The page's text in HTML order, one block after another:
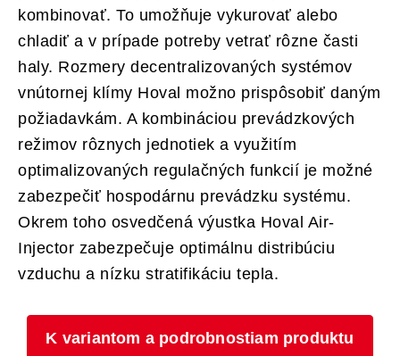
kombinovať. To umožňuje vykurovať alebo
chladiť a v prípade potreby vetrať rôzne časti
haly. Rozmery decentralizovaných systémov
vnútornej klímy Hoval možno prispôsobiť daným
požiadavkám. A kombináciou prevádzkových
režimov rôznych jednotiek a využitím
optimalizovaných regulačných funkcií je možné
zabezpečiť hospodárnu prevádzku systému.
Okrem toho osvedčená výustka Hoval Air-
Injector zabezpečuje optimálnu distribúciu
vzduchu a nízku stratifikáciu tepla.
K variantom a podrobnostiam produktu